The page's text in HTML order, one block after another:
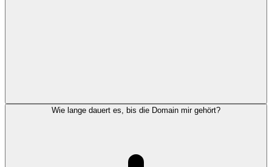
Wie lange dauert es, bis die Domain mir gehört?